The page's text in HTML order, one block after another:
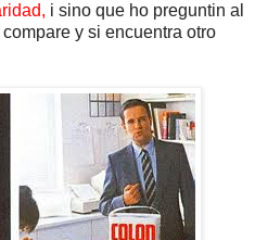
i sino que ho preguntin al
y si encuentra otro